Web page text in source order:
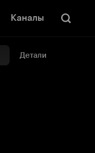
Каналы
Детали